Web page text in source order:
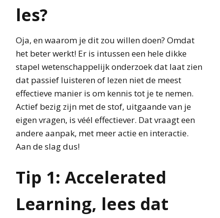
les?
Oja, en waarom je dit zou willen doen? Omdat
het beter werkt! Er is intussen een hele dikke
stapel wetenschappelijk onderzoek dat laat zien
dat passief luisteren of lezen niet de meest
effectieve manier is om kennis tot je te nemen.
Actief bezig zijn met de stof, uitgaande van je
eigen vragen, is véél effectiever. Dat vraagt een
andere aanpak, met meer actie en interactie.
Aan de slag dus!
Tip 1: Accelerated
Learning, lees dat